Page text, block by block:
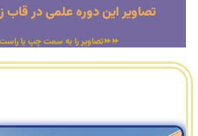
تصاویر این دوره علمی در قاب
⏩⏩تصاویر را به سمت چپ یا